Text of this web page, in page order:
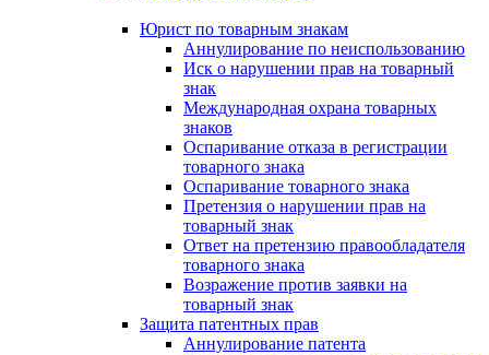
Юрист по товарным знакам
Аннулирование по неиспользованию
Иск о нарушении прав на товарный
знак
Международная охрана товарных
знаков
Оспаривание отказа в регистрации
товарного знака
Оспаривание товарного знака
Претензия о нарушении прав на
товарный знак
Ответ на претензию правообладателя
товарного знака
Возражение против заявки на
товарный знак
Защита патентных прав
Аннулирование патента